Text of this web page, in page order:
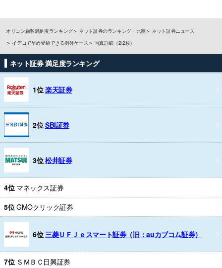
オリコン顧客満足度ランキング ネット証券のランキング・比較
ネット証券ニュース
イデコで早め受給できる例外ケース
写真詳細（2/2枚）
ネット証券 満足度ランキング
1位楽天証券
2位SBI証券
3位松井証券
4位 マネックス証券
5位GMOクリック証券
6位 三菱ＵＦＪｅスマート証券（旧：auカブコム証券）
7位 ＳＭＢＣ日興証券